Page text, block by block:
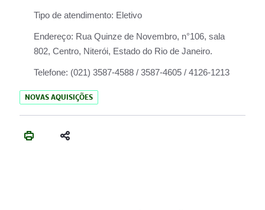
Tipo de atendimento: Eletivo
Endereço: Rua Quinze de Novembro, n°106, sala
802, Centro, Niterói, Estado do Rio de Janeiro.
Telefone: (021) 3587-4588 / 3587-4605 / 4126-1213
NOVAS AQUISIÇÕES